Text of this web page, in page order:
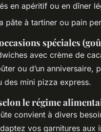
en apéritif ou en dîner
pâte à tartiner ou pain
spéciales
avec crème de
ou d’un anniversaire,
des mini pizza express.
le régime
convient à divers
vos garnitures aux